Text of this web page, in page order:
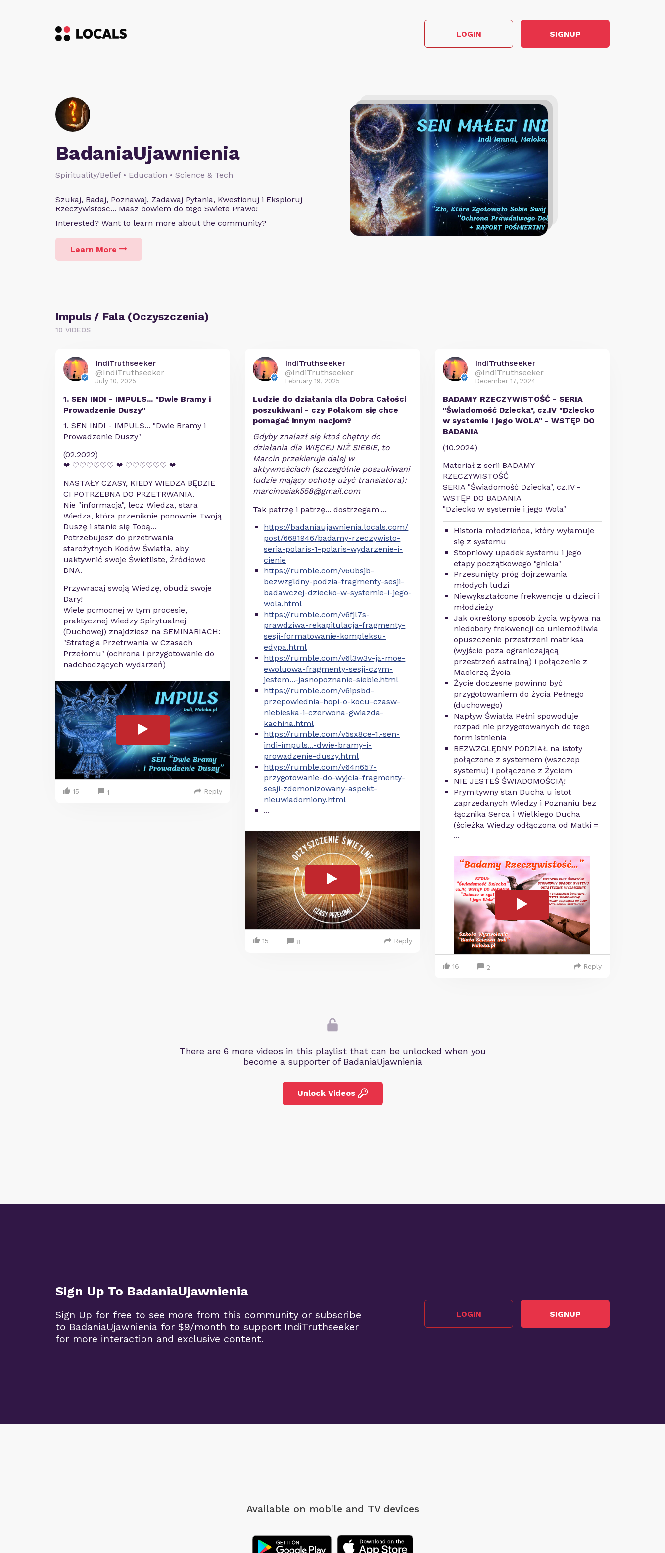
LOGIN SIGNUP
BadaniaUjawnienia
Spirituality/Belief • Education • Science & Tech
Szukaj, Badaj, Poznawaj, Zadawaj Pytania, Kwestionuj i Eksploruj
Rzeczywistosc... Masz bowiem do tego Swiete Prawo!
Interested? Want to learn more about the community?
Learn More
Impuls / Fala (Oczyszczenia)
10 VIDEOS
IndiTruthseeker
@IndiTruthseeker
July 10, 2025
1. SEN INDI - IMPULS... "Dwie Bramy i
Prowadzenie Duszy"
1. SEN INDI - IMPULS... "Dwie Bramy i
Prowadzenie Duszy"
(02.2022)
❤ ♡♡♡♡♡♡ ❤ ♡♡♡♡♡♡ ❤
NASTAŁY CZASY, KIEDY WIEDZA BĘDZIE
CI POTRZEBNA DO PRZETRWANIA.
Nie "informacja", lecz Wiedza, stara
Wiedza, która przeniknie ponownie Twoją
Duszę i stanie się Tobą...
Potrzebujesz do przetrwania
starożytnych Kodów Światła, aby
uaktywnić swoje Świetliste, Źródłowe
DNA.
Przywracaj swoją Wiedzę, obudź swoje
Dary!
Wiele pomocnej w tym procesie,
praktycznej Wiedzy Spirytualnej
(Duchowej) znajdziesz na SEMINARIACH:
"Strategia Przetrwania w Czasach
Przełomu" (ochrona i przygotowanie do
nadchodzących wydarzeń)
15 1 Reply
IndiTruthseeker
@IndiTruthseeker
February 19, 2025
Ludzie do działania dla Dobra Całości
poszukiwani - czy Polakom się chce
pomagać innym nacjom?
Gdyby znalazł się ktoś chętny do
działania dla WIĘCEJ NIŻ SIEBIE, to
Marcin przekieruje dalej w
aktywnościach (szczególnie poszukiwani
ludzie mający ochotę użyć translatora):
marcinosiak558@gmail.com
Tak patrzę i patrzę... dostrzegam....
https://badaniaujawnienia.locals.com/
post/6681946/badamy-rzeczywisto-
seria-polaris-1-polaris-wydarzenie-i-
cienie
https://rumble.com/v60bsjb-
bezwzgldny-podzia-fragmenty-sesji-
badawczej-dziecko-w-systemie-i-jego-
wola.html
https://rumble.com/v6fjl7s-
prawdziwa-rekapitulacja-fragmenty-
sesji-formatowanie-kompleksu-
edypa.html
https://rumble.com/v6l3w3v-ja-moe-
ewoluowa-fragmenty-sesji-czym-
jestem...-jasnopoznanie-siebie.html
https://rumble.com/v6ipsbd-
przepowiednia-hopi-o-kocu-czasw-
niebieska-i-czerwona-gwiazda-
kachina.html
https://rumble.com/v5sx8ce-1.-sen-
indi-impuls...-dwie-bramy-i-
prowadzenie-duszy.html
https://rumble.com/v64n657-
przygotowanie-do-wyjcia-fragmenty-
sesji-zdemonizowany-aspekt-
nieuwiadomiony.html
...
15 8 Reply
IndiTruthseeker
@IndiTruthseeker
December 17, 2024
BADAMY RZECZYWISTOŚĆ - SERIA
"Świadomość Dziecka", cz.IV "Dziecko
w systemie i jego WOLA" - WSTĘP DO
BADANIA
(10.2024)
Materiał z serii BADAMY
RZECZYWISTOŚĆ
SERIA "Świadomość Dziecka", cz.IV -
WSTĘP DO BADANIA
"Dziecko w systemie i jego Wola"
Historia młodzieńca, który wyłamuje
się z systemu
Stopniowy upadek systemu i jego
etapy początkowego "gnicia"
Przesunięty próg dojrzewania
młodych ludzi
Niewykształcone frekwencje u dzieci i
młodzieży
Jak określony sposób życia wpływa na
niedobory frekwencji co uniemożliwia
opuszczenie przestrzeni matriksa
(wyjście poza ograniczającą
przestrzeń astralną) i połączenie z
Macierzą Życia
Życie doczesne powinno być
przygotowaniem do życia Pełnego
(duchowego)
Napływ Światła Pełni spowoduje
rozpad nie przygotowanych do tego
form istnienia
BEZWZGLĘDNY PODZIAŁ na istoty
połączone z systemem (wszczep
systemu) i połączone z Życiem
NIE JESTEŚ ŚWIADOMOŚCIĄ!
Prymitywny stan Ducha u istot
zaprzedanych Wiedzy i Poznaniu bez
łącznika Serca i Wielkiego Ducha
(ścieżka Wiedzy odłączona od Matki =
...
16 2 Reply
There are 6 more videos in this playlist that can be unlocked when you
become a supporter of BadaniaUjawnienia
Unlock Videos
Sign Up To BadaniaUjawnienia
Sign Up for free to see more from this community or subscribe
to BadaniaUjawnienia for $9/month to support IndiTruthseeker
for more interaction and exclusive content.
LOGIN SIGNUP
Available on mobile and TV devices